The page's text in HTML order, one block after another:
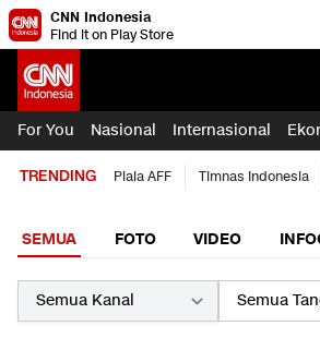
CNN Indonesia
Find it on Play Store
For You Nasional Internasional
TRENDING Piala AFF Timnas Indonesia
SEMUA FOTO VIDEO